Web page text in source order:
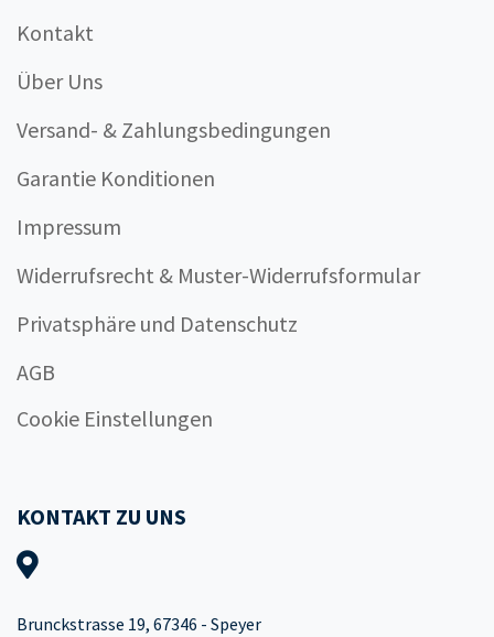
Kontakt
Über Uns
Versand- & Zahlungsbedingungen
Garantie Konditionen
Impressum
Widerrufsrecht & Muster-Widerrufsformular
Privatsphäre und Datenschutz
AGB
Cookie Einstellungen
KONTAKT ZU UNS
Brunckstrasse 19, 67346 - Speyer